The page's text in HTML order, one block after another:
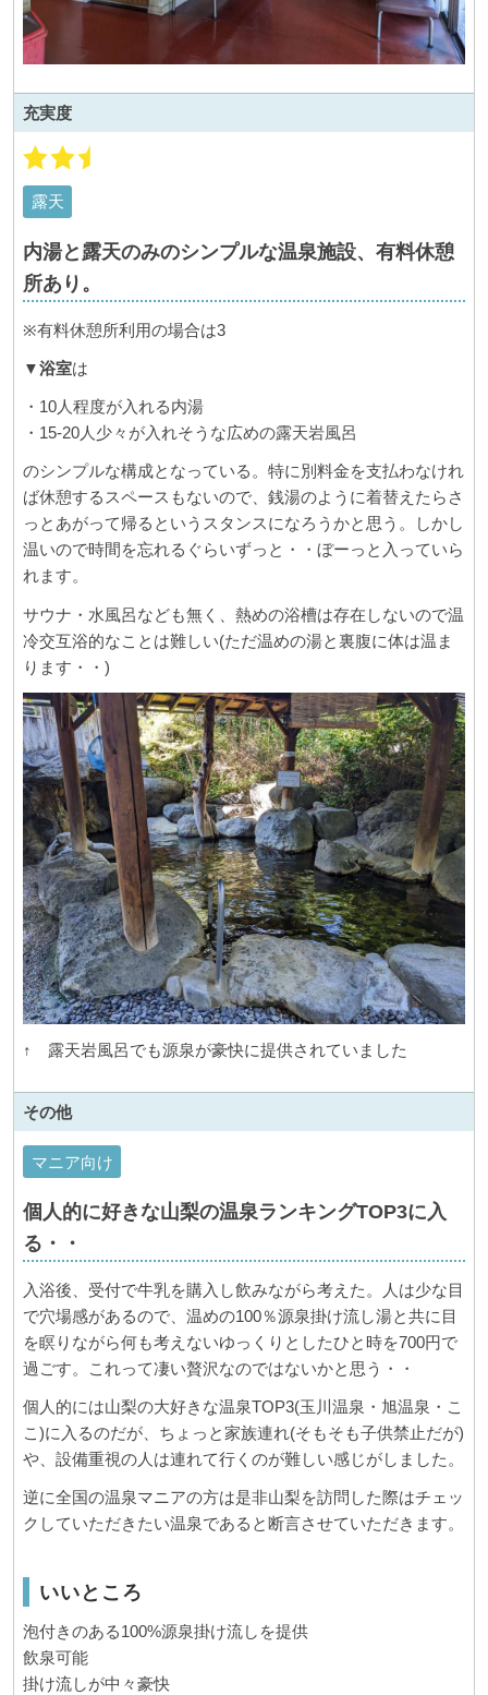
充実度
露天
内湯と露天のみのシンプルな温泉施設、有料休憩
所あり。
※有料休憩所利用の場合は3
▼浴室は
・10人程度が入れる内湯
・15-20人少々が入れそうな広めの露天岩風呂
のシンプルな構成となっている。特に別料金を支払わなけれ
ば休憩するスペースもないので、銭湯のように着替えたらさ
っとあがって帰るというスタンスになろうかと思う。しかし
温いので時間を忘れるぐらいずっと・・ぼーっと入っていら
れます。
サウナ・水風呂なども無く、熱めの浴槽は存在しないので温
冷交互浴的なことは難しい(ただ温めの湯と裏腹に体は温ま
ります・・)
↑ 露天岩風呂でも源泉が豪快に提供されていました
その他
マニア向け
個人的に好きな山梨の温泉ランキングTOP3に入
る・・
入浴後、受付で牛乳を購入し飲みながら考えた。人は少な目
で穴場感があるので、温めの100％源泉掛け流し湯と共に目
を瞑りながら何も考えないゆっくりとしたひと時を700円で
過ごす。これって凄い贅沢なのではないかと思う・・
個人的には山梨の大好きな温泉TOP3(玉川温泉・旭温泉・こ
こ)に入るのだが、ちょっと家族連れ(そもそも子供禁止だが)
や、設備重視の人は連れて行くのが難しい感じがしました。
逆に全国の温泉マニアの方は是非山梨を訪問した際はチェッ
クしていただきたい温泉であると断言させていただきます。
いいところ
泡付きのある100%源泉掛け流しを提供
飲泉可能
掛け流しが中々豪快